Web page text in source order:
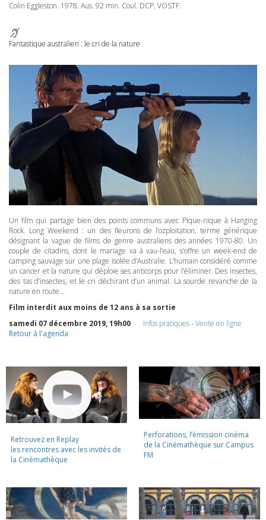
Colin Eggleston. 1978. Aus. 92 min. Coul. DCP. VOSTF.
Fantastique australien : le cri de la nature
Un film qui partage bien des points communs avec Pique-nique à Hanging
Rock. Long Weekend : un des fleurons de l’ozploitation, terme générique
désignant la vague de films de genre australiens des années 1970-80. Un
couple de citadins, dont le mariage va à vau-l’eau, s’offre un week-end de
camping sauvage sur une plage isolée d’Australie. L’humain considéré comme
un cancer et la nature qui déploie ses anticorps pour l’éliminer. Des insectes,
des tas d’insectes, et le cri déchirant d’un animal. La sourde revanche de la
nature en route…
Film interdit aux moins de 12 ans à sa sortie
samedi 07 décembre 2019, 19h00
Infos pratiques-Vente en ligne
Retour à l'agenda
Retrouvez en Replay
les rencontres avec les invités de
la Cinémathèque
Perforations, l’émission cinéma
de la Cinémathèque sur Campus
FM